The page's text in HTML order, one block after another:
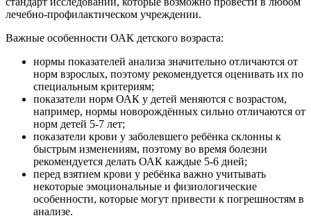
лечебно-профилактическом учреждении.
Важные особенности ОАК детского возраста:
нормы показателей анализа значительно отличаются от
норм взрослых, поэтому рекомендуется оценивать их по
специальным критериям;
показатели норм ОАК у детей меняются с возрастом,
например, нормы новорождённых сильно отличаются от
норм детей 5-7 лет;
показатели крови у заболевшего ребёнка склонны к
быстрым изменениям, поэтому во время болезни
рекомендуется делать ОАК каждые 5-6 дней;
перед взятием крови у ребёнка важно учитывать
некоторые эмоциональные и физиологические
особенности, которые могут привести к погрешностям в
анализе.